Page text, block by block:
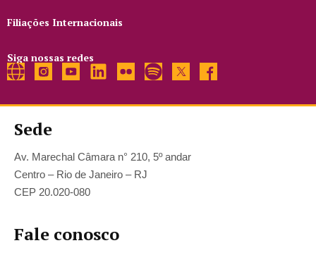
Filiações Internacionais
Siga nossas redes
Sede
Av. Marechal Câmara n° 210, 5º andar
Centro – Rio de Janeiro – RJ
CEP 20.020-080
Fale conosco